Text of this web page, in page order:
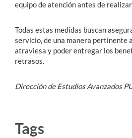
equipo de atención antes de
Todas estas medidas buscan
servicio, de una manera pertinente
atraviesa y poder entregar los
retrasos.
Dirección de Estudios Avanzados
Tags